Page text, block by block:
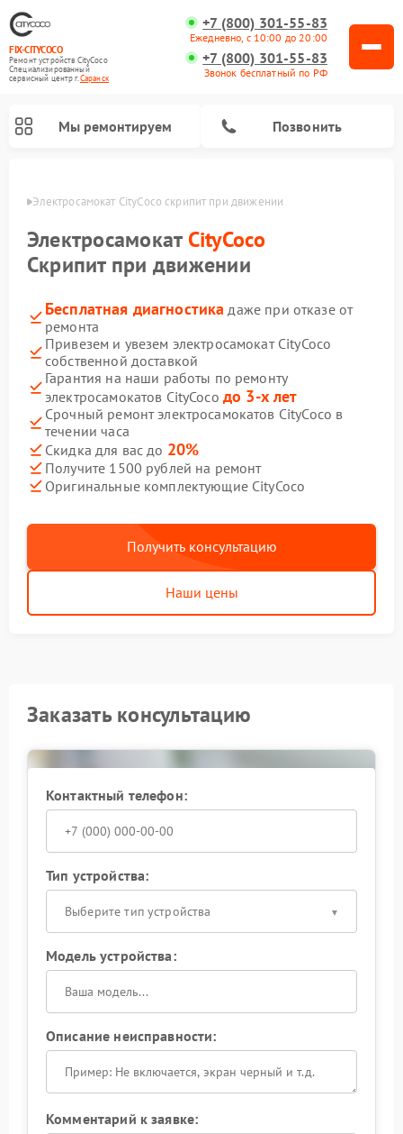
FIX-CITYCOCO
Ремонт устройств CityCoco
Специализированный
cервисный центр г.Саранск
+7 (800) 301-55-83
Ежедневно, с 10:00 до 20:00
+7 (800) 301-55-83
Звонок бесплатный по РФ
Мы ремонтируем Позвонить
Электросамокат CityCoco скрипит при движении
Электросамокат CityCoco
Скрипит при движении
Бесплатная диагностика даже при отказе от
ремонта
Привезем и увезем электросамокат CityCoco
собственной доставкой
Гарантия на наши работы по ремонту
электросамокатов CityCoco до 3-х лет
Срочный ремонт электросамокатов CityCoco в
течении часа
Скидка для вас до 20%
Получите 1500 рублей на ремонт
Оригинальные комплектующие CityCoco
Получить консультацию
Наши цены
Заказать консультацию
Контактный телефон:
Тип устройства:
Выберите тип устройства
Модель устройства:
Описание неисправности:
Комментарий к заявке: